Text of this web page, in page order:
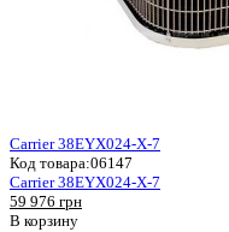
Carrier 38EYX024-X-7
Код товара:06147
Carrier 38EYX024-X-7
59 976 грн
В корзину